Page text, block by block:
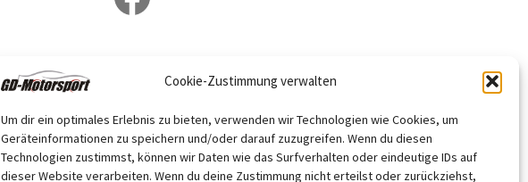
Cookie-Zustimmung verwalten
Um dir ein optimales Erlebnis zu bieten, verwenden wir Technologien wie Cookies, um
Geräteinformationen zu speichern und/oder darauf zuzugreifen. Wenn du diesen
Technologien zustimmst, können wir Daten wie das Surfverhalten oder eindeutige IDs auf
dieser Website verarbeiten. Wenn du deine Zustimmung nicht erteilst oder zurückziehst,